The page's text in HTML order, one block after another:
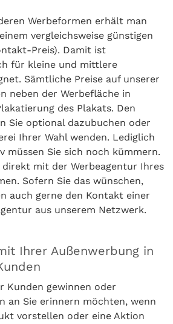
Werbeformen erhält man
vergleichsweise günstigen
Preis). Damit ist
für kleine und mittlere
Sämtliche Preise auf unserer
neben der Werbefläche in
des Plakats. Den
Sie optional dazubuchen oder
Ihrer Wahl wenden. Lediglich
müssen Sie sich noch kümmern.
mit der Werbeagentur Ihres
Sofern Sie das wünschen,
auch gerne den Kontakt einer
aus unserem Netzwerk.
Ihrer Außenwerbung in
Kunden gewinnen oder
an Sie erinnern möchten, wenn
vorstellen oder eine Aktion